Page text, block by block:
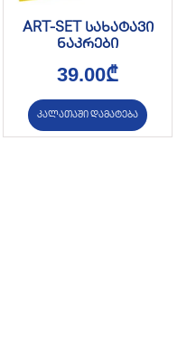
ART-SET სახატავი
ნაკრები
39.00₾
კალათაში დამატება